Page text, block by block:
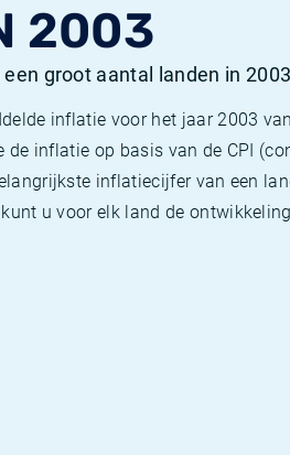
2003
groot aantal landen in 2003
inflatie voor het jaar 2003
inflatie op basis van de CPI
inflatiecijfer van een
u voor elk land de